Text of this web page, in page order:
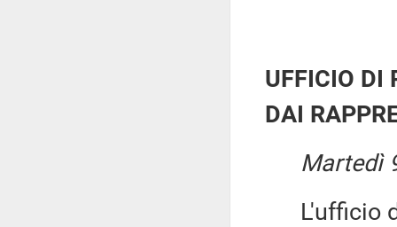
UFFICIO DI
DAI
Martedì
L'ufficio di